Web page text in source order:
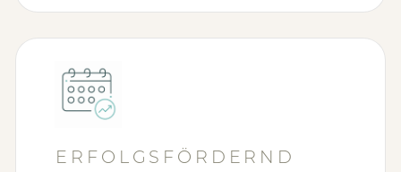
ERFOLGSFÖRDERND